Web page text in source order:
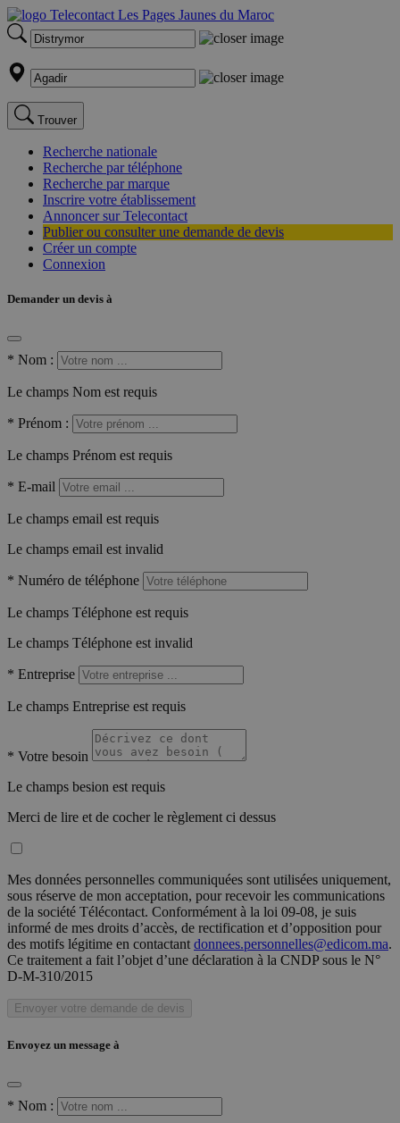
Trouver
Recherche nationale
Recherche par téléphone
Recherche par marque
Inscrire votre établissement
Annoncer sur Telecontact
Publier ou consulter une demande de devis
Créer un compte
Connexion
Demander un devis à
* Nom :
Le champs Nom est requis
* Prénom :
Le champs Prénom est requis
* E-mail
Le champs email est requis
Le champs email est invalid
* Numéro de téléphone
Le champs Téléphone est requis
Le champs Téléphone est invalid
* Entreprise
Le champs Entreprise est requis
* Votre besoin
Le champs besion est requis
Merci de lire et de cocher le règlement ci dessus
Mes données personnelles communiquées sont utilisées uniquement,
sous réserve de mon acceptation, pour recevoir les communications
de la société Télécontact. Conformément à la loi 09-08, je suis
informé de mes droits d’accès, de rectification et d’opposition pour
des motifs légitime en contactant donnees.personnelles@edicom.ma.
Ce traitement a fait l’objet d’une déclaration à la CNDP sous le N°
D-M-310/2015
Envoyer votre demande de devis
Envoyez un message à
* Nom :